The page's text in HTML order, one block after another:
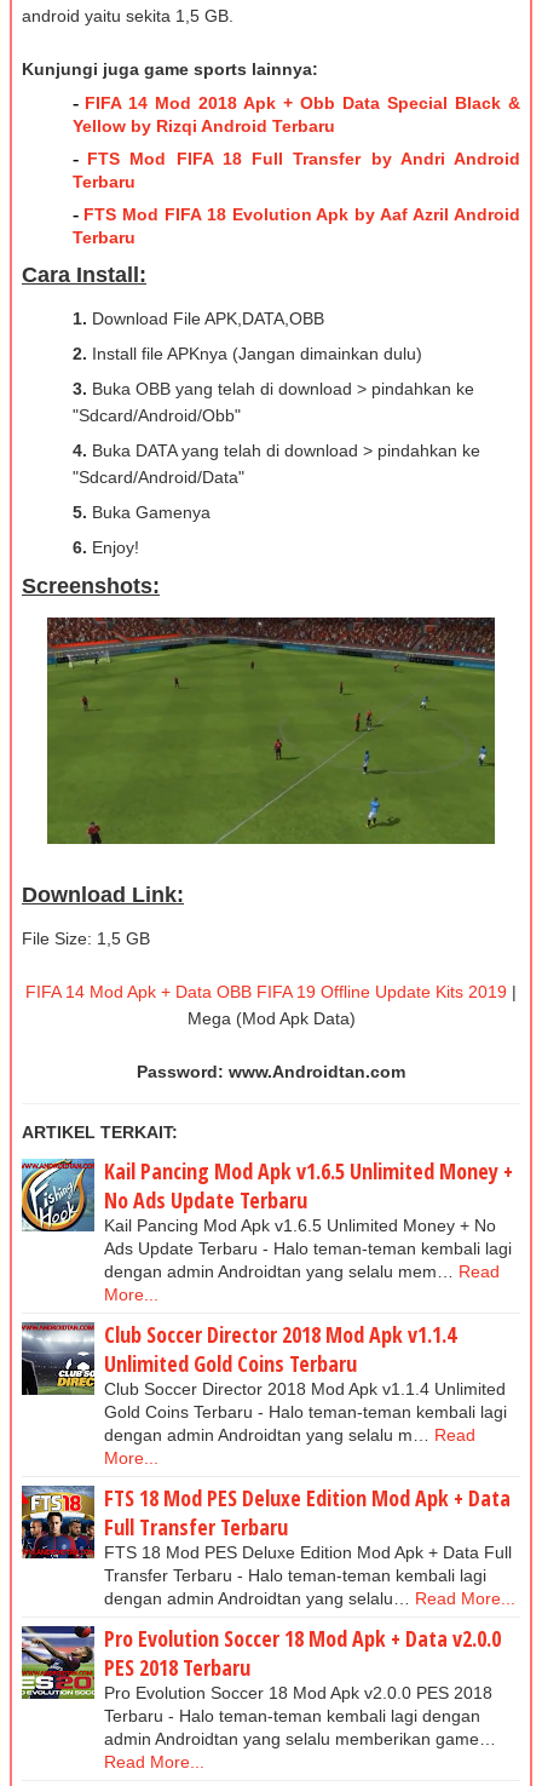
android yaitu sekita 1,5 GB.
Kunjungi juga game sports lainnya:
- FIFA 14 Mod 2018 Apk + Obb Data Special Black &
Yellow by Rizqi Android Terbaru
- FTS Mod FIFA 18 Full Transfer by Andri Android
Terbaru
- FTS Mod FIFA 18 Evolution Apk by Aaf Azril Android
Terbaru
Cara Install:
1. Download File APK,DATA,OBB
2. Install file APKnya (Jangan dimainkan dulu)
3. Buka OBB yang telah di download > pindahkan ke
"Sdcard/Android/Obb"
4. Buka DATA yang telah di download > pindahkan ke
"Sdcard/Android/Data"
5. Buka Gamenya
6. Enjoy!
Screenshots:
Download Link:
File Size: 1,5 GB
FIFA 14 Mod Apk + Data OBB FIFA 19 Offline Update Kits 2019 |
Mega (Mod Apk Data)
Password: www.Androidtan.com
ARTIKEL TERKAIT:
Kail Pancing Mod Apk v1.6.5 Unlimited Money +
No Ads Update Terbaru
Kail Pancing Mod Apk v1.6.5 Unlimited Money + No
Ads Update Terbaru - Halo teman-teman kembali lagi
dengan admin Androidtan yang selalu mem… Read
More...
Club Soccer Director 2018 Mod Apk v1.1.4
Unlimited Gold Coins Terbaru
Club Soccer Director 2018 Mod Apk v1.1.4 Unlimited
Gold Coins Terbaru - Halo teman-teman kembali lagi
dengan admin Androidtan yang selalu m… Read
More...
FTS 18 Mod PES Deluxe Edition Mod Apk + Data
Full Transfer Terbaru
FTS 18 Mod PES Deluxe Edition Mod Apk + Data Full
Transfer Terbaru - Halo teman-teman kembali lagi
dengan admin Androidtan yang selalu… Read More...
Pro Evolution Soccer 18 Mod Apk + Data v2.0.0
PES 2018 Terbaru
Pro Evolution Soccer 18 Mod Apk v2.0.0 PES 2018
Terbaru - Halo teman-teman kembali lagi dengan
admin Androidtan yang selalu memberikan game…
Read More...